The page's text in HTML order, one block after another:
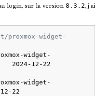
login, sur la version 8.3.2, j'ai
widget-
widget-
2024-12-22
widget-
22